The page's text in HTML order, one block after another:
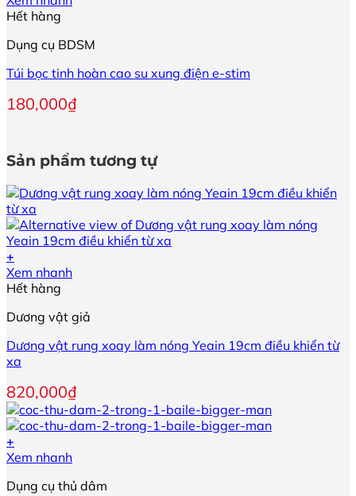
thể
được
chọn
trên
trang
sản
phẩm
phẩm
có
biến
thể.
Các
có
được
chọn
trên
trang
sản
phẩm
Hết hàng
Dụng cụ BDSM
Túi bọc tinh hoàn cao su xung điện e-stim
180,000₫
Sản phẩm tương tự
+
Xem nhanh
Hết hàng
Dương vật giả
Dương vật rung xoay làm nóng Yeain 19cm điều khiển từ
xa
820,000₫
+
Xem nhanh
Dụng cụ thủ dâm